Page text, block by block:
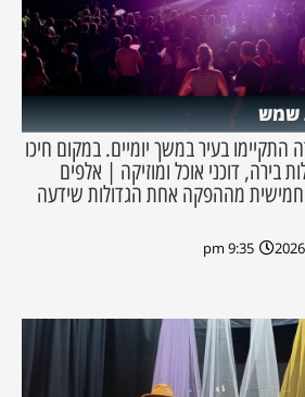
שמש
התקיימו בעיר במשך יומיים. במקום חיכו
בירה, דוכני אוכל ומוזיקה | אלפים
מההפקה אחת הגדולות שידעה
9:35 pm